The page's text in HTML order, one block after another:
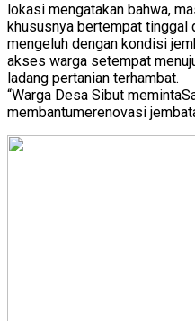
lokasi mengatakan bahwa,
khususnya bertempat tinggal
mengeluh dengan kondisi
akses warga setempat
ladang pertanian terhambat.
“Warga Desa Sibut
membantumerenovasi